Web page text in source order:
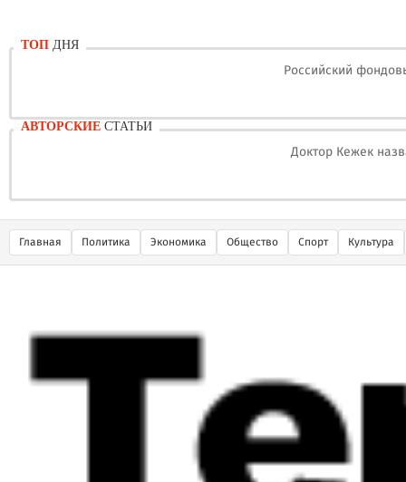
ТОП ДНЯ
Российский
АВТОРСКИЕ СТАТЬИ
Доктор Кежек
Главная Политика Экономика Общество Спорт Культура